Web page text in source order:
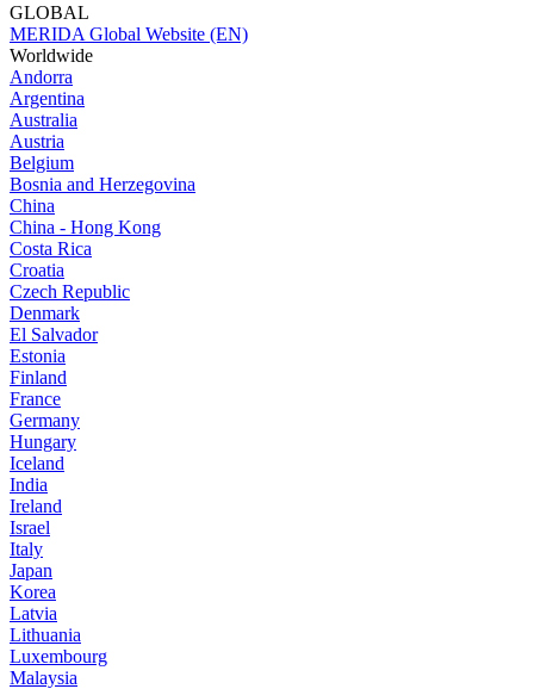
GLOBAL
MERIDA Global Website (EN)
Worldwide
Andorra
Argentina
Australia
Austria
Belgium
Bosnia and Herzegovina
China
China - Hong Kong
Costa Rica
Croatia
Czech Republic
Denmark
El Salvador
Estonia
Finland
France
Germany
Hungary
Iceland
India
Ireland
Israel
Italy
Japan
Korea
Latvia
Lithuania
Luxembourg
Malaysia